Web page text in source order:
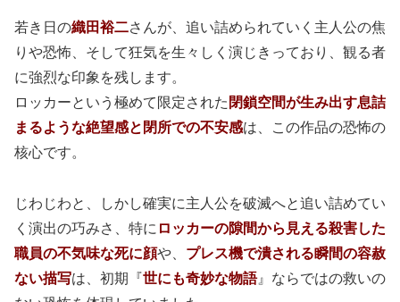
若き日の織田裕二さんが、追い詰められていく主人公の焦
りや恐怖、そして狂気を生々しく演じきっており、観る者
に強烈な印象を残します。
ロッカーという極めて限定された 閉鎖空間が生み出す息詰
まるような絶望感と 閉所での不安感は、この作品の恐怖の
核心です。
じわじわと、しかし確実に主人公を破滅へと追い詰めてい
く演出の巧みさ、特に ロッカーの隙間から見える殺害した
職員の不気味な死に顔や、 プレス機で潰される瞬間の容赦
ない描写は、初期『世にも奇妙な物語』ならではの救いの